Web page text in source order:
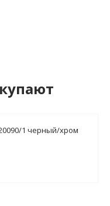
1 черный/хром